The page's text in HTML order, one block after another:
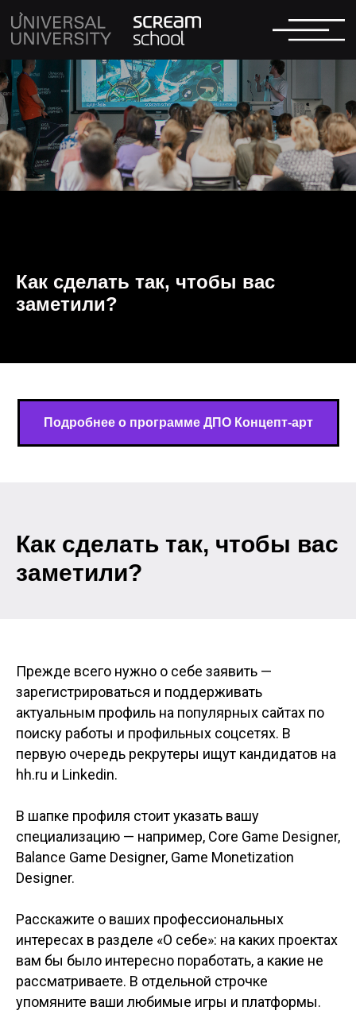
Как сделать так, чтобы вас
заметили?
Подробнее о программе ДПО Концепт-арт
Как сделать так, чтобы вас
заметили?
Прежде всего нужно о себе заявить —
зарегистрироваться и поддерживать
актуальным профиль на популярных сайтах по
поиску работы и профильных соцсетях. В
первую очередь рекрутеры ищут кандидатов на
hh.ru и Linkedin.
В шапке профиля стоит указать вашу
специализацию — например, Core Game Designer,
Balance Game Designer, Game Monetization
Designer.
Расскажите о ваших профессиональных
интересах в разделе «О себе»: на каких проектах
вам бы было интересно поработать, а какие не
рассматриваете. В отдельной строчке
упомяните ваши любимые игры и платформы.